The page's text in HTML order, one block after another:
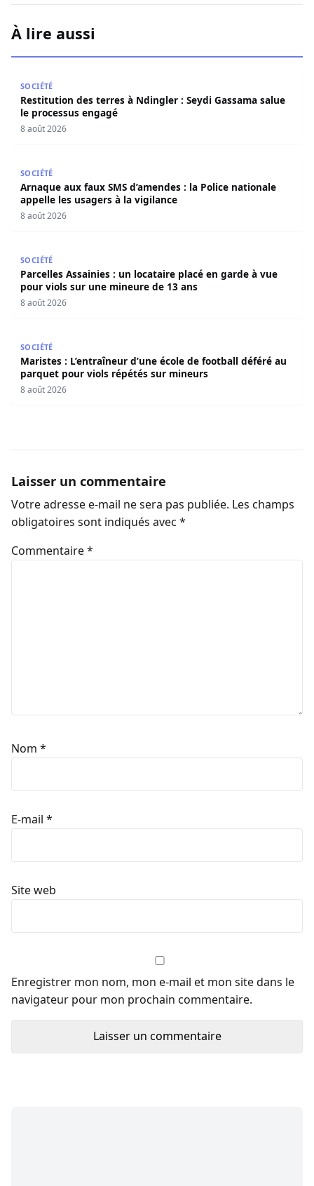
À lire aussi
SOCIÉTÉ
Restitution des terres à Ndingler : Seydi Gassama salue
le processus engagé
8 août 2026
SOCIÉTÉ
Arnaque aux faux SMS d’amendes : la Police nationale
appelle les usagers à la vigilance
8 août 2026
SOCIÉTÉ
Parcelles Assainies : un locataire placé en garde à vue
pour viols sur une mineure de 13 ans
8 août 2026
SOCIÉTÉ
Maristes : L’entraîneur d’une école de football déféré au
parquet pour viols répétés sur mineurs
8 août 2026
Laisser un commentaire
Votre adresse e-mail ne sera pas publiée. Les champs
obligatoires sont indiqués avec *
Commentaire*
Nom *
E-mail *
Site web
Enregistrer mon nom, mon e-mail et mon site dans le
navigateur pour mon prochain commentaire.